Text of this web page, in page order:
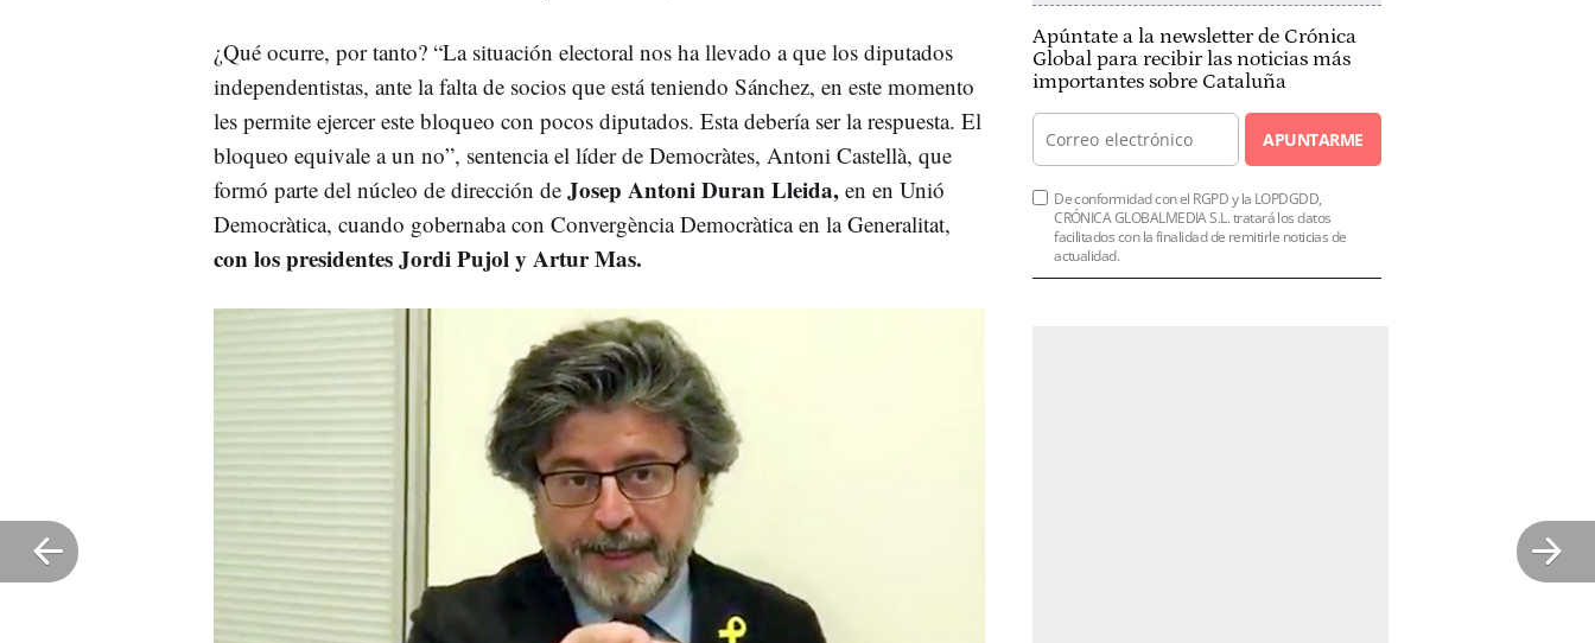
¿Qué ocurre, por tanto? “La situación electoral nos ha llevado a que los diputados
independentistas, ante la falta de socios que está teniendo Sánchez, en este momento
les permite ejercer este bloqueo con pocos diputados. Esta debería ser la respuesta. El
bloqueo equivale a un no”, sentencia el líder de Democràtes, Antoni Castellà, que
formó parte del núcleo de dirección de Josep Antoni Duran Lleida, en en Unió
Democràtica, cuando gobernaba con Convergència Democràtica en la Generalitat,
con los presidentes Jordi Pujol y Artur Mas.
Apúntate a la newsletter de Crónica
Global para recibir las noticias más
importantes sobre Cataluña
APUNTARME
De conformidad con el RGPD y la LOPDGDD,
CRÓNICA GLOBALMEDIA S.L. tratará los datos
facilitados con la finalidad de remitirle noticias de
actualidad.